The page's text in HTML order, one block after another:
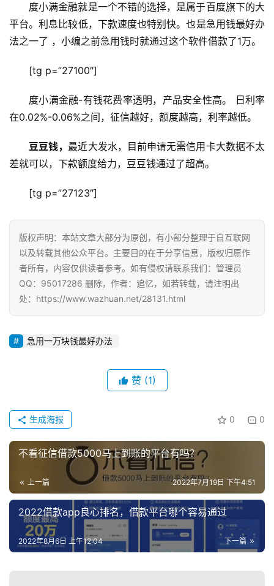
首
页
简
评
赚
A
P
度小满金融就是一个不错的选择，是属于百度旗下的大
平台。利息比较低，下款速度也特别快。也是急用钱最好办
法之一了 ，小编之前急用钱时就通过这个软件借款了1万。
[tg p=”27100″]
度小满金融-有钱花费率透明，产品安全性高。 日利率
在0.02%-0.06%之间，征信越好，额度越高，利率越低。
豆豆钱，最近大发水，目前申请无需信用卡大数据不太
差就可以，下款额度给力，豆豆钱通过了超高。
[tg p=”27123″]
版权声明：本站文章大部分为原创，有小部分整理于自互联网
以及转载其他公众平台。主要目的在于分享信息，版权归原作
者所有，内容仅供读者参考。如有侵权请联系我们：管理员
QQ：95017286 删除，作者：追忆，如若转载，请注明出
处：https://www.wazhuan.net/28131.html
急用一万块钱最好办法
赞 (1)
0 0
生成海报
不看征信借款5000马上到账的平台有吗？
上一篇 2022年7月19日 下午4:51
2022借款app良心排名，借款平台哪个容易通过
下一篇
2022年8月6日 上午12:04